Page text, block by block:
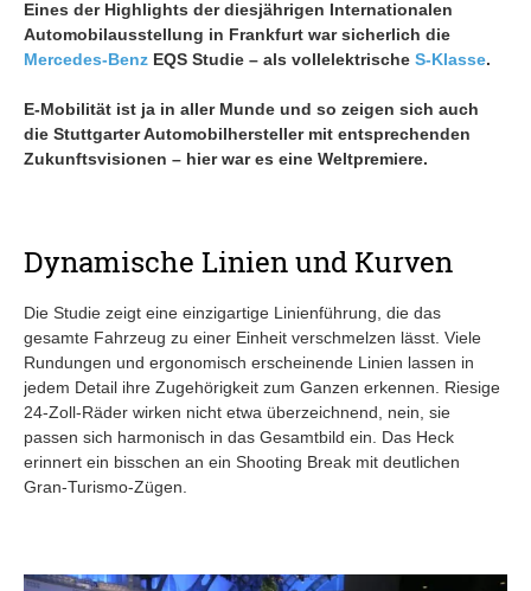
Eines der Highlights der diesjährigen Internationalen
Automobilausstellung in Frankfurt war sicherlich die
Mercedes-Benz EQS Studie – als vollelektrische S-Klasse.
E-Mobilität ist ja in aller Munde und so zeigen sich auch
die Stuttgarter Automobilhersteller mit entsprechenden
Zukunftsvisionen – hier war es eine Weltpremiere.
Dynamische Linien und Kurven
Die Studie zeigt eine einzigartige Linienführung, die das
gesamte Fahrzeug zu einer Einheit verschmelzen lässt. Viele
Rundungen und ergonomisch erscheinende Linien lassen in
jedem Detail ihre Zugehörigkeit zum Ganzen erkennen. Riesige
24-Zoll-Räder wirken nicht etwa überzeichnend, nein, sie
passen sich harmonisch in das Gesamtbild ein. Das Heck
erinnert ein bisschen an ein Shooting Break mit deutlichen
Gran-Turismo-Zügen.